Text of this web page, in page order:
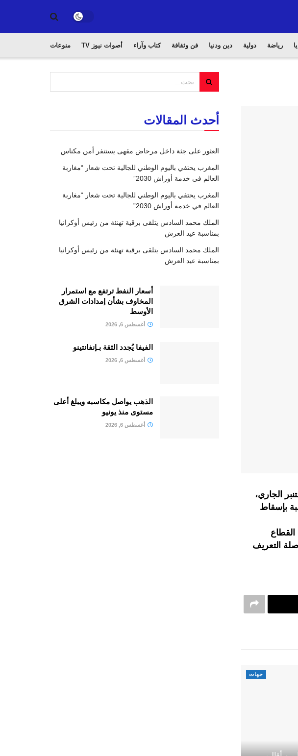
رياضة دولية دين ودنيا فن وثقافة كتاب وآراء أصوات نيوز TV منوعات
الوطنية للأساتذة المتعاقدين للخروج مجددا، يوم الأحد 23 شتنبر الجاري،
بإسقاط
التعريف
جهات
أحدث المقالات
العثور على جثة داخل مرحاض مقهى يستنفر أمن مكناس
المغرب يحتفي باليوم الوطني للجالية تحت شعار “مغاربة
العالم في خدمة أوراش 2030”
المغرب يحتفي باليوم الوطني للجالية تحت شعار “مغاربة
العالم في خدمة أوراش 2030”
الملك محمد السادس يتلقى برقية تهنئة من رئيس أوكرانيا
بمناسبة عيد العرش
الملك محمد السادس يتلقى برقية تهنئة من رئيس أوكرانيا
بمناسبة عيد العرش
أسعار النفط ترتفع مع استمرار
المخاوف بشأن إمدادات الشرق
الأوسط
أغسطس 6, 2026
الفيفا يُجدد الثقة بـإنفانتينو
أغسطس 6, 2026
الذهب يواصل مكاسبه ويبلغ أعلى
مستوى منذ يونيو
أغسطس 6, 2026